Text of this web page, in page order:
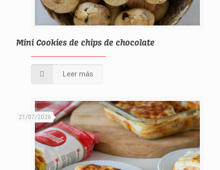
Mini Cookies de chips de chocolate
Leer más
21/07/2026